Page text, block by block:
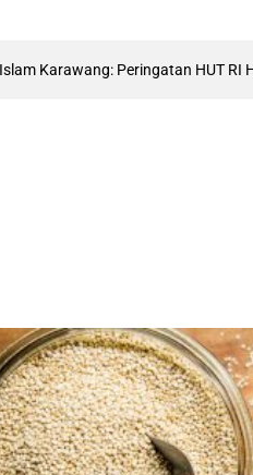
Karawang: Peringatan HUT RI